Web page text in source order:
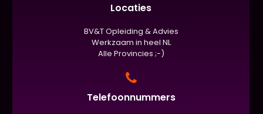
Locaties
BV&T Opleiding & Advies
Werkzaam in heel NL
Alle Provincies ;-)
Telefoonnummers